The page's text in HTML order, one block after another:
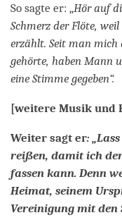
So sagte er: „Hör auf
Schmerz der Flöte,
erzählt. Seit man
gehörte, haben Mann
eine Stimme gegeben“.
[weitere Musik und
Weiter sagt er:
reißen, damit ich
fassen kann. Denn
Heimat, seinem
Vereinigung mit den